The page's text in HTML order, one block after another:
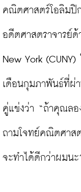
คณิตศาสตร์โอลิมปิ
อดีตศาสตราจารย์
New York
เดือนกุมภาพันธ์ที่ผ่
คู่แข่งว่า “ถ้าคุณลอ
ถามโจทย์คณิตศาส
จะทําได้ดีกว่าผมนะ